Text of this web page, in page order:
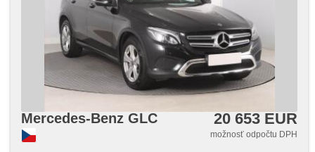
Mercedes-Benz GLC 20 653 EUR
možnosť odpočtu DPH